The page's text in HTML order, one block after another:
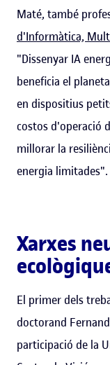
Maté, també
d'Informàtica,
"Dissenyar IA
beneficia el
en dispositius
costos d'operació
millorar la
energia limitades".
Xarxes
El primer dels
doctorand
participació de la